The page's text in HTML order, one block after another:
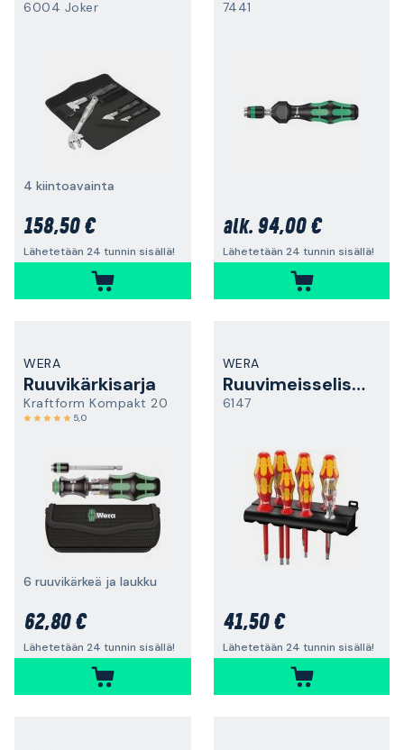
6004 Joker
4 kiintoavainta
158,50 €
Lähetetään 24 tunnin sisällä!
7441
alk. 94,00 €
Lähetetään 24 tunnin sisällä!
WERA
Ruuvikärkisarja
Kraftform Kompakt 20
5,0
6 ruuvikärkeä ja laukku
62,80 €
Lähetetään 24 tunnin sisällä!
WERA
Ruuvimeisselisarja
6147
41,50 €
Lähetetään 24 tunnin sisällä!